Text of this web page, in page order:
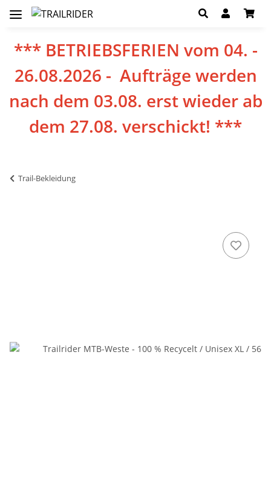
*** BETRIEBSFERIEN vom 04. -
26.08.2026 - Aufträge werden
nach dem 03.08. erst wieder ab
dem 27.08. verschickt! ***
Trail-Bekleidung